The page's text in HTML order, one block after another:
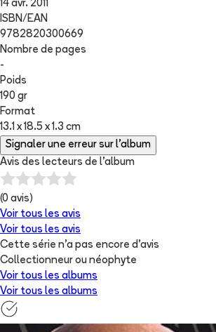
14 avr. 2011
ISBN/EAN
9782820300669
Nombre de pages
-
Poids
190 gr
Format
13.1 x 18.5 x 1.3 cm
Signaler une erreur sur l'album
Avis des lecteurs de l'album
(0 avis)
Voir tous les avis
Voir tous les avis
Cette série n'a pas encore d'avis
Collectionneur ou néophyte
Voir tous les albums
Voir tous les albums